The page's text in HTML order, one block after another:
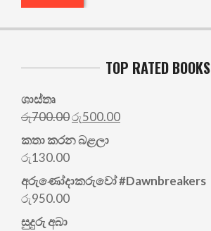
TOP RATED BOOKS
ශාස්තෘ
රු700.00Original
price
was:
රු500.00Current
කතා කරන බළලා
රු130.00
අරු‍ණෝදාකරුවෝ #Dawnbreakers
රු950.00
සුදුරු අබා